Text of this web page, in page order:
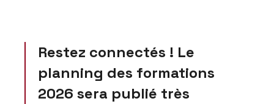
Restez connectés ! Le
planning des formations
2026 sera publié très